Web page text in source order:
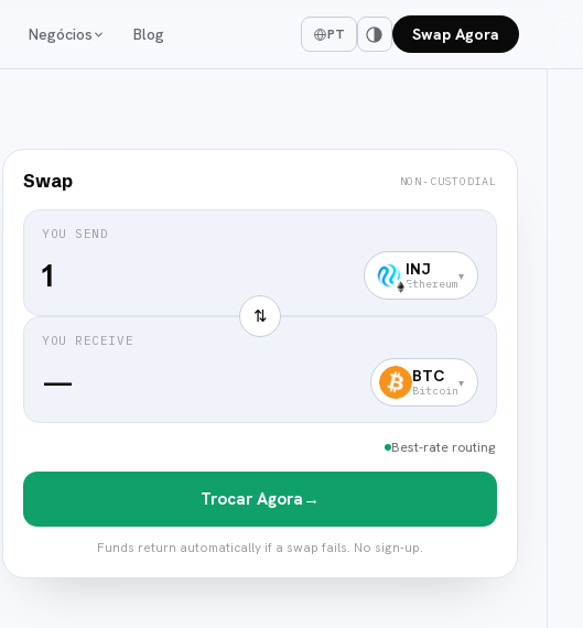
Negócios Blog PT Swap Agora
Swap NON-CUSTODIAL
YOU SEND
INJ
Ethereum
▾
⇅
YOU RECEIVE
— BTC
Bitcoin
▾
Best-rate routing
Trocar Agora →
Funds return automatically if a swap fails. No sign-up.